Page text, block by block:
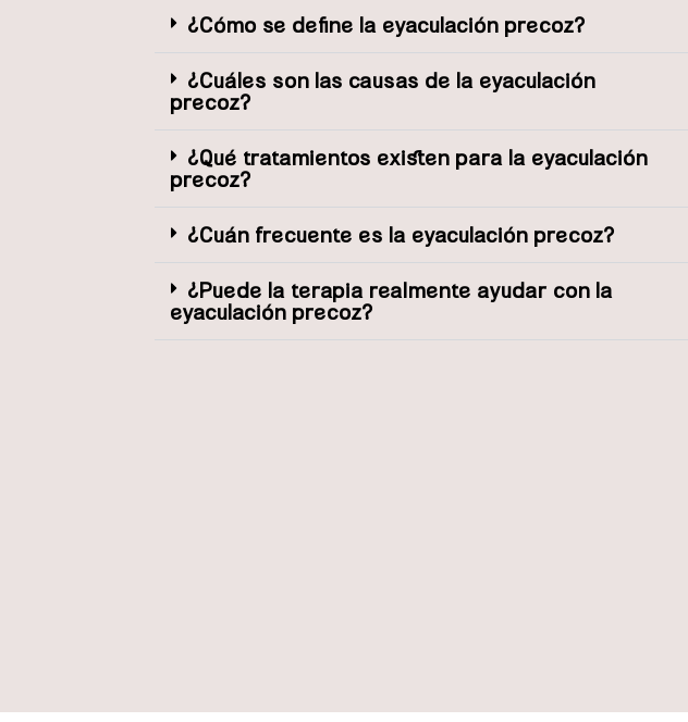
¿Cómo se define la eyaculación precoz?
¿Cuáles son las causas de la eyaculación
precoz?
¿Qué tratamientos existen para la eyaculación
precoz?
¿Cuán frecuente es la eyaculación precoz?
¿Puede la terapia realmente ayudar con la
eyaculación precoz?